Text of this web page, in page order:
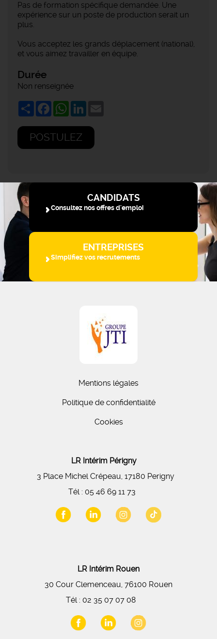
Pas de formation spécifique demandée. Une
expérience sur un poste de production serait un
plus.
Vous acceptez les grands déplacement (national),
et vous aimez travailler en équipe.
Durée
Non renseignée
ShareFacebookWhatsApp
LinkedIn
POSTULEZ
CANDIDATS
Consultez nos offres d'emploi
ENTREPRISES
Simplifiez vos recrutements
Mentions légales
Politique de confidentialité
Cookies
LR Intérim Périgny
3 Place Michel Crépeau, 17180 Perigny
Tél : 05 46 69 11 73
LR Intérim Rouen
30 Cour Clemenceau, 76100 Rouen
Tél : 02 35 07 07 08